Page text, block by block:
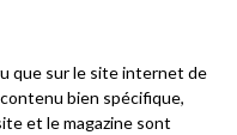
que sur le site internet de
bien spécifique,
et le magazine sont